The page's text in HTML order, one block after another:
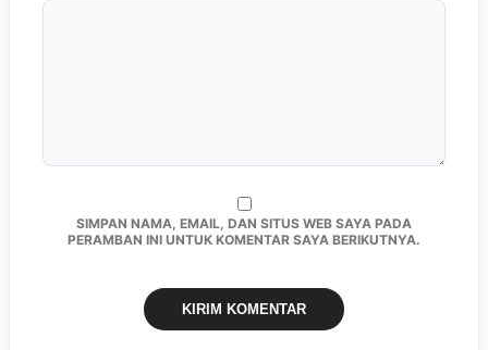
SIMPAN NAMA, EMAIL, DAN SITUS WEB SAYA PADA
PERAMBAN INI UNTUK KOMENTAR SAYA BERIKUTNYA.